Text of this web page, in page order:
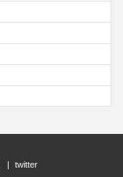
twitter